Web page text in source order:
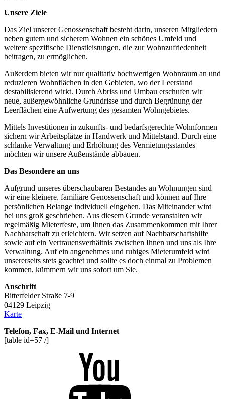
Unsere Ziele
Das Ziel unserer Genossenschaft besteht darin, unseren Mitgliedern
neben gutem und sicherem Wohnen ein schönes Umfeld und
weitere spezifische Dienstleistungen, die zur Wohnzufriedenheit
beitragen, zu ermöglichen.
Außerdem bieten wir nur qualitativ hochwertigen Wohnraum an und
reduzieren Wohnflächen in den Gebieten, wo der Leerstand
destabilisierend wirkt. Durch Abriss und Umbau erschufen wir
neue, außergewöhnliche Grundrisse und durch Begrünung der
Leerflächen eine Aufwertung des gesamten Wohngebietes.
Mittels Investitionen in zukunfts- und bedarfsgerechte Wohnformen
sichern wir Arbeitsplätze in Handwerk und Mittelstand. Durch eine
schlanke Verwaltung und Erhöhung des Vermietungsstandes
möchten wir unsere Außenstände abbauen.
Das Besondere an uns
Aufgrund unseres überschaubaren Bestandes an Wohnungen sind
wir eine kleinere, familiäre Genossenschaft und können auf Ihre
persönlichen Belange individuell eingehen. Das Miteinander wird
bei uns groß geschrieben. Aus diesem Grunde veranstalten wir
regelmäßig Mieterfeste, um Ihnen das Zusammenkommen mit Ihrer
Nachbarschaft zu erleichtern. Wir setzen auf Nachbarschaftshilfe
sowie auf ein Vertrauensverhältnis zwischen Ihnen und uns als Ihre
Verwaltung. Auf ein angenehmes und ruhiges Mieterumfeld wird
unsererseits stets geachtet und sollte es doch einmal zu Problemen
kommen, kümmern wir uns sofort um Sie.
Anschrift
Bitterfelder Straße 7-9
04129 Leipzig
Karte
Telefon, Fax, E-Mail und Internet
[table id=57 /]